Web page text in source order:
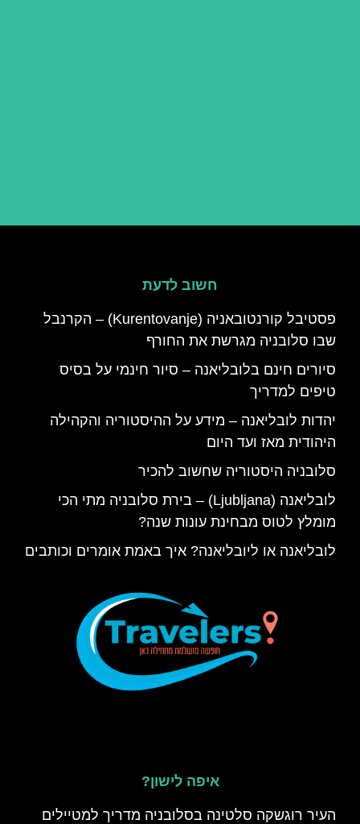
חשוב לדעת
פסטיבל קורנטובאניה (Kurentovanje) – הקרנבל
שבו סלובניה מגרשת את החורף
סיורים חינם בלובליאנה – סיור חינמי על בסיס
טיפים למדריך
יהדות לובליאנה – מידע על ההיסטוריה והקהילה
היהודית מאז ועד היום
סלובניה היסטוריה שחשוב להכיר
לובליאנה (Ljubljana) – בירת סלובניה מתי הכי
מומלץ לטוס מבחינת עונות שנה?
לובליאנה או ליובליאנה? איך באמת אומרים וכותבים
איפה לישון?
העיר רוגשקה סלטינה בסלובניה מדריך למטיילים